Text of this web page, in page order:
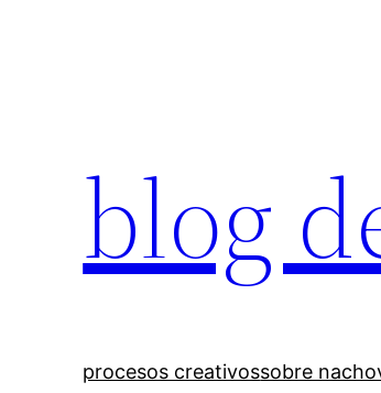
blog
procesos creativossobre